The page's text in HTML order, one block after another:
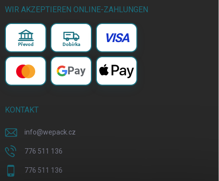
WIR AKZEPTIEREN ONLINE-ZAHLUNGEN
Převod Dobírka VISA
Pay
KONTAKT
info@wepack.cz
776 511 136
776 511 136